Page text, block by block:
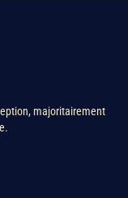
majoritairement